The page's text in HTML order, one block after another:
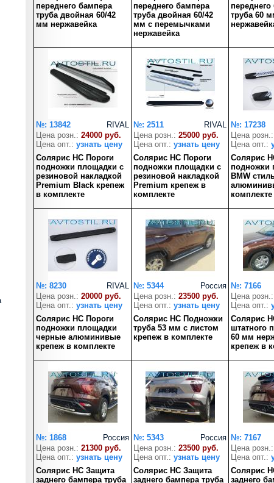
переднего бампера
труба двойная 60/42
мм нержавейка
переднего бампера
труба двойная 60/42
мм с перемычками
нержавейка
труба 60
RIVAL
№: 13842
Цена розн.: 24000 руб.
Цена опт.: узнать цену
Солярис HC Пороги
подножки площадки с
резиновой накладкой
Premium Black крепеж
в комплекте
RIVAL
№: 2511
Цена розн.: 25000 руб.
Цена опт.: узнать цену
Солярис HC Пороги
подножки площадки с
резиновой накладкой
Premium крепеж в
комплекте
№: 17238
Цена розн.:
Цена опт.:
Солярис
подножки
BMW
комплекте
RIVAL
№: 8230
Цена розн.: 20000 руб.
Цена опт.: узнать цену
Солярис HC Пороги
подножки площадки
черные алюминивые
крепеж в комплекте
Россия
№: 5344
Цена розн.: 23500 руб.
Цена опт.: узнать цену
Солярис HC Подножки
труба 53 мм с листом
крепеж в комплекте
№: 7166
Цена розн.:
Цена опт.:
Солярис
штатного
60 мм
крепеж в
Россия
№: 1868
Цена розн.: 21300 руб.
Цена опт.: узнать цену
Солярис HC Защита
заднего бампера труба
Россия
№: 5343
Цена розн.: 23500 руб.
Цена опт.: узнать цену
Солярис HC Защита
заднего бампера труба
№: 7167
Цена розн.:
Цена опт.:
Солярис
заднего